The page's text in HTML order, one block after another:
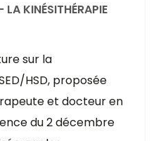
LA KINÉSITHÉRAPIE
sur la
HSD, proposée
et docteur en
du 2 décembre